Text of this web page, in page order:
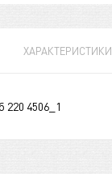
ХАРАКТЕРИСТИКИ
220 4506_1